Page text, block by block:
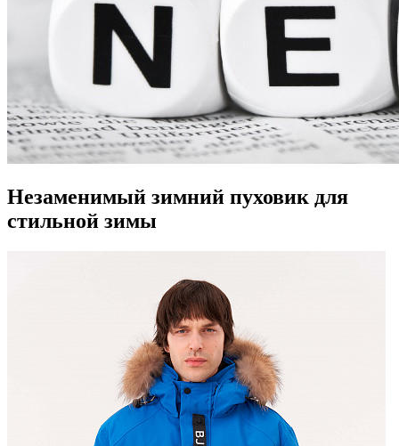
Незаменимый зимний пуховик для
стильной зимы